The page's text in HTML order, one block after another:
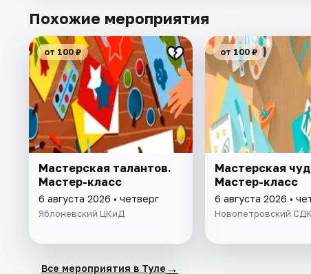
Похожие мероприятия
от 100 ₽
Мастерская талантов.
Мастер-класс
6 августа 2026 • четверг
Яблоневский ЦКиД
от 100 ₽
Мастерская
Мастер-класс
6 августа 2026 •
Новопетровский СДК
Все мероприятия в Туле →